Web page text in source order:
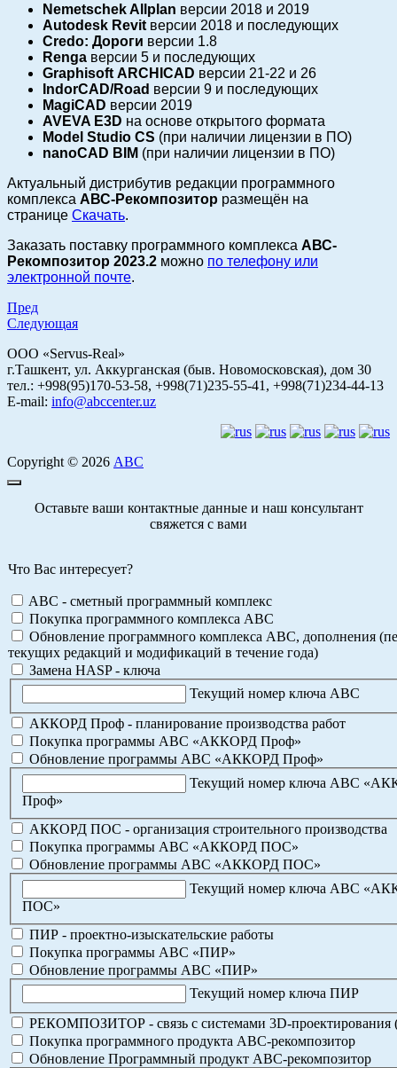
Nemetschek Allplan версии 2018 и 2019
Autodesk Revit версии 2018 и последующих
Credo: Дороги версии 1.8
Renga версии 5 и последующих
Graphisoft ARCHICAD версии 21-22 и 26
IndorCAD/Road версии 9 и последующих
MagiCAD версии 2019
AVEVA E3D на основе открытого формата
Model Studio CS (при наличии лицензии в ПО)
nanoCAD BIM (при наличии лицензии в ПО)
Актуальный дистрибутив редакции программного
комплекса АВС-Рекомпозитор размещён на
странице Скачать.
Заказать поставку программного комплекса АВС-
Рекомпозитор 2023.2 можно по телефону или
электронной почте.
Пред
Следующая
ООО «Servus-Real»
г.Ташкент, ул. Аккурганская (быв. Новомосковская), дом 30
тел.: +998(95)170-53-58, +998(71)235-55-41, +998(71)234-44-13
E-mail: info@abccenter.uz
Copyright © 2026 АВС
Оставьте ваши контактные данные и наш консультант
свяжется с вами
Что Вас интересует?
ABC - сметный программный комплекс
Покупка программного комплекса АВС
Обновление программного комплекса АВС, дополнения
текущих редакций и модификаций в течение года)
Замена HASP - ключа
Текущий номер ключа АВС
АККОРД Проф - планирование производства работ
Покупка программы АВС «АККОРД Проф»
Обновление программы АВС «АККОРД Проф»
Текущий номер ключа АВС
Проф»
АККОРД ПОС - организация строительного производства
Покупка программы АВС «АККОРД ПОС»
Обновление программы АВС «АККОРД ПОС»
Текущий номер ключа АВС
ПОС»
ПИР - проектно-изыскательские работы
Покупка программы АВС «ПИР»
Обновление программы АВС «ПИР»
Текущий номер ключа ПИР
РЕКОМПОЗИТОР - связь с системами 3D-проектирования
Покупка программного продукта АВС-рекомпозитор
Обновление Программный продукт АВС-рекомпозитор